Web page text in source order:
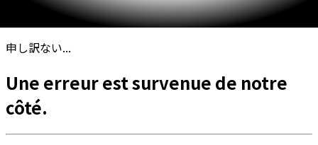
申し訳ない...
Une erreur est survenue de notre
côté.